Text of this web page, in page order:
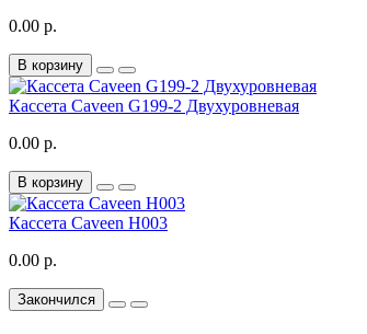
0.00 р.
В корзину
Кассета Caveen G199-2 Двухуровневая
0.00 р.
В корзину
Кассета Caveen H003
0.00 р.
Закончился